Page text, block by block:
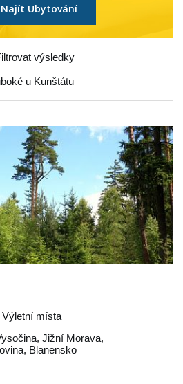
Najít Ubytování
výsledky
u Kunštátu
místa
, Jižní Morava,
, Blanensko